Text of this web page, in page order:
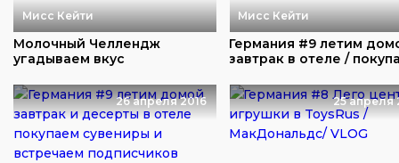
Мисс Кейти
Молочный Челлендж
угадываем вкус
коров...
Мисс Кейти
Германия #9 летим
завтрак в отеле /
26 апреля 2016 25 апреля